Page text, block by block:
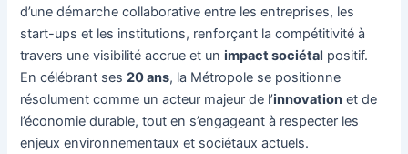
d’une démarche collaborative entre les entreprises, les
start-ups et les institutions, renforçant la compétitivité à
travers une visibilité accrue et unimpact sociétal positif.
En célébrant ses20 ans, la Métropole se positionne
résolument comme un acteur majeur de l’innovation et de
l’économie durable, tout en s’engageant à respecter les
enjeux environnementaux et sociétaux actuels.